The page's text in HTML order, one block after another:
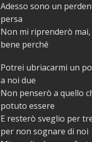
Adesso sono un
persa
Non mi riprenderò
bene perché
Potrei ubriacarmi un
a noi due
Non penserò a quello
potuto essere
E resterò sveglio per
per non sognare di noi